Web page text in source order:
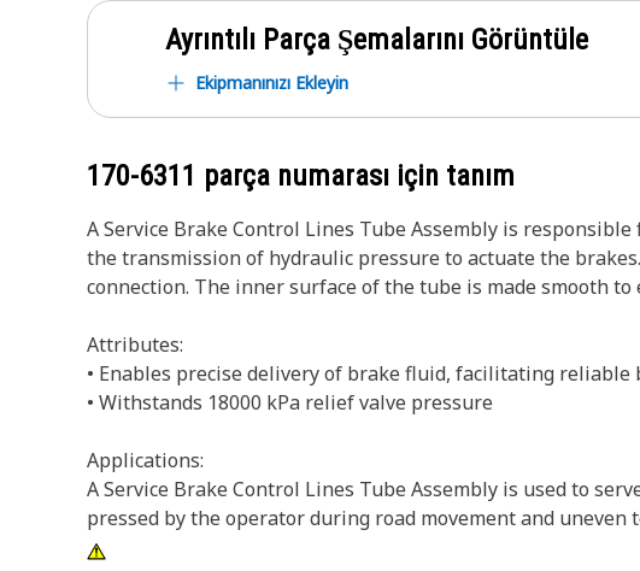
Ayrıntılı Parça Şemalarını Görüntüle
Ekipmanınızı Ekleyin
170-6311 parça numarası için tanım
A Service Brake Control Lines Tube Assembly is
the transmission of hydraulic pressure to actuate the
connection. The inner surface of the tube is made smooth
Attributes:
• Enables precise delivery of brake fluid, facilitating
• Withstands 18000 kPa relief valve pressure
Applications:
A Service Brake Control Lines Tube Assembly is used to
pressed by the operator during road movement and uneven